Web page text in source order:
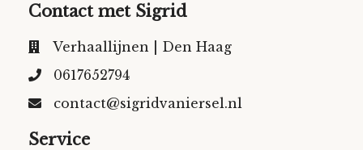
Contact met Sigrid
Verhaallijnen | Den Haag
0617652794
contact@sigridvaniersel.nl
Service